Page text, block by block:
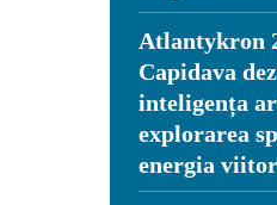
Atlantykron
Capidava
inteligența
explorarea
energia